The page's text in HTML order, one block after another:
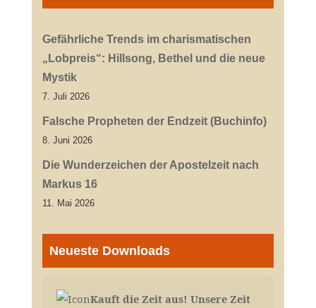
Gefährliche Trends im charismatischen
„Lobpreis“: Hillsong, Bethel und die neue
Mystik
7. Juli 2026
Falsche Propheten der Endzeit (Buchinfo)
8. Juni 2026
Die Wunderzeichen der Apostelzeit nach
Markus 16
11. Mai 2026
Neueste Downloads
Kauft die Zeit aus! Unsere Zeit